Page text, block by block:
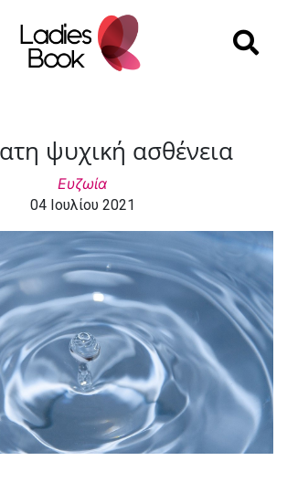
ψυχική ασθένεια
Ευζωία
04 Ιουλίου 2021